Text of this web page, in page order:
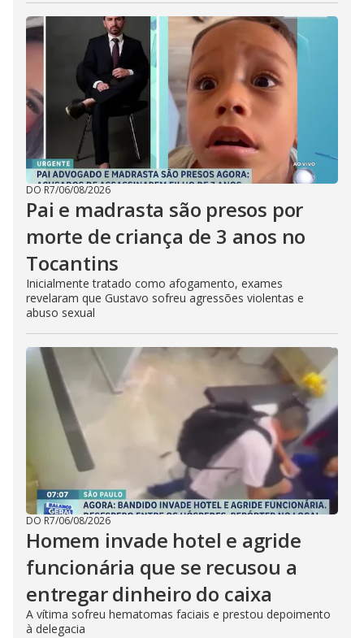
DO R7/06/08/2026
Pai e madrasta são presos por
morte de criança de 3 anos no
Tocantins
Inicialmente tratado como afogamento, exames
revelaram que Gustavo sofreu agressões violentas e
abuso sexual
DO R7/06/08/2026
Homem invade hotel e agride
funcionária que se recusou a
entregar dinheiro do caixa
A vítima sofreu hematomas faciais e prestou depoimento
à delegacia